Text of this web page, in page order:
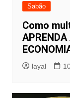
Sabão
Como
APRENDA
layal